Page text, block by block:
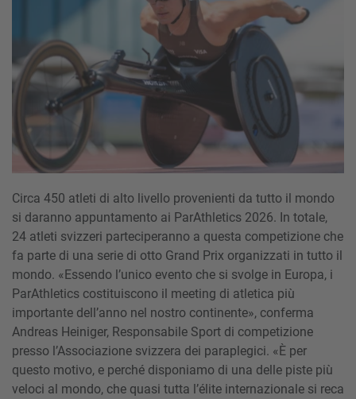
Circa 450 atleti di alto livello provenienti da tutto il mondo
si daranno appuntamento ai ParAthletics 2026. In totale,
24 atleti svizzeri parteciperanno a questa competizione che
fa parte di una serie di otto Grand Prix organizzati in tutto il
mondo. «Essendo l’unico evento che si svolge in Europa, i
ParAthletics costituiscono il meeting di atletica più
importante dell’anno nel nostro continente», conferma
Andreas Heiniger, Responsabile Sport di competizione
presso l’Associazione svizzera dei paraplegici. «È per
questo motivo, e perché disponiamo di una delle piste più
veloci al mondo, che quasi tutta l’élite internazionale si reca